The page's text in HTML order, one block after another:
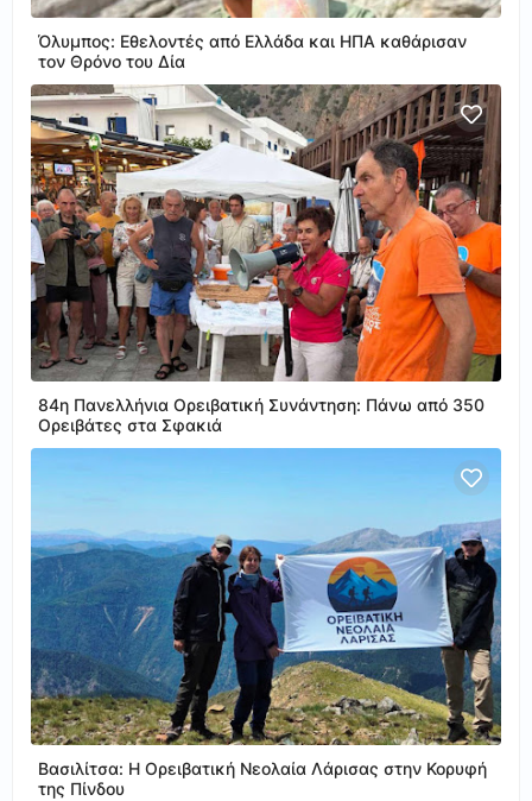
Όλυμπος: Εθελοντές από Ελλάδα και ΗΠΑ καθάρισαν
τον Θρόνο του Δία
84η Πανελλήνια Ορειβατική Συνάντηση: Πάνω από 350
Ορειβάτες στα Σφακιά
Βασιλίτσα: Η Ορειβατική Νεολαία Λάρισας στην Κορυφή
της Πίνδου